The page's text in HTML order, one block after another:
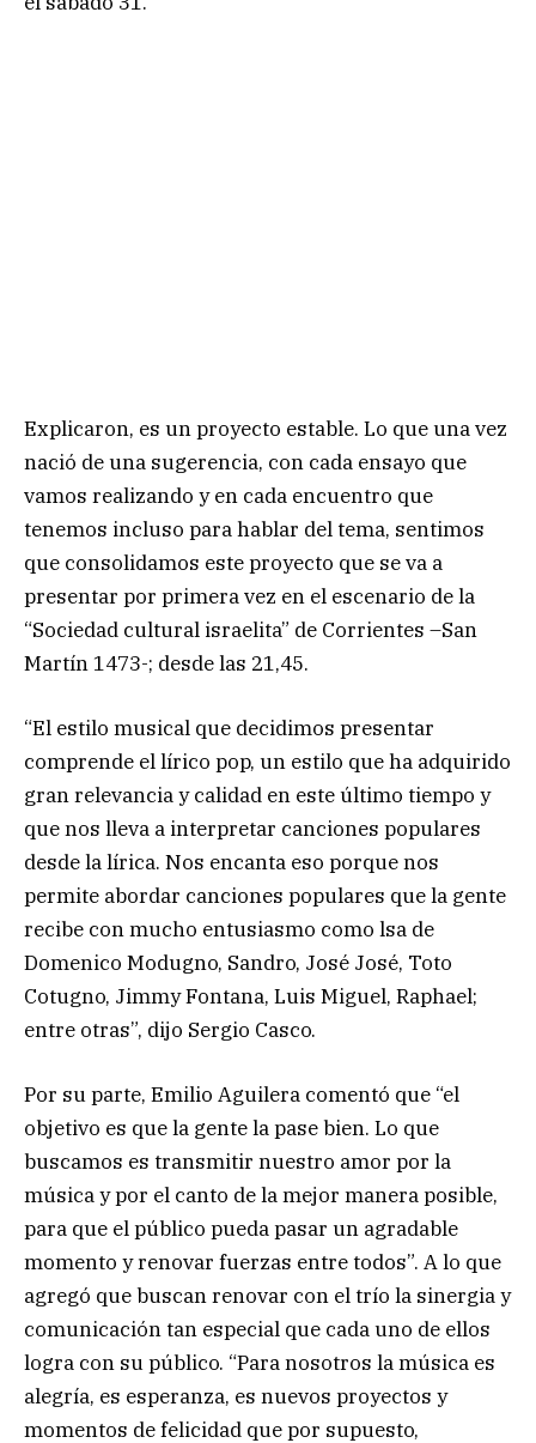
Explicaron, es un proyecto estable. Lo que una vez
nació de una sugerencia, con cada ensayo que
vamos realizando y en cada encuentro que
tenemos incluso para hablar del tema, sentimos
que consolidamos este proyecto que se va a
presentar por primera vez en el escenario de la
“Sociedad cultural israelita” de Corrientes –San
Martín 1473-; desde las 21,45.
“El estilo musical que decidimos presentar
comprende el lírico pop, un estilo que ha adquirido
gran relevancia y calidad en este último tiempo y
que nos lleva a interpretar canciones populares
desde la lírica. Nos encanta eso porque nos
permite abordar canciones populares que la gente
recibe con mucho entusiasmo como lsa de
Domenico Modugno, Sandro, José José, Toto
Cotugno, Jimmy Fontana, Luis Miguel, Raphael;
entre otras”, dijo Sergio Casco.
Por su parte, Emilio Aguilera comentó que “el
objetivo es que la gente la pase bien. Lo que
buscamos es transmitir nuestro amor por la
música y por el canto de la mejor manera posible,
para que el público pueda pasar un agradable
momento y renovar fuerzas entre todos”. A lo que
agregó que buscan renovar con el trío la sinergia y
comunicación tan especial que cada uno de ellos
logra con su público. “Para nosotros la música es
alegría, es esperanza, es nuevos proyectos y
momentos de felicidad que por supuesto,